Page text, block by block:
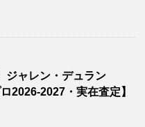
ジャレン・デュラン
2026-2027・実在査定】